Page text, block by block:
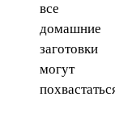
все
домашние
заготовки
могут